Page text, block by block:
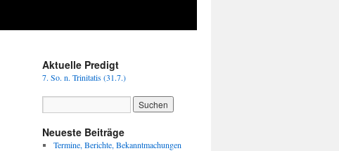
Aktuelle Predigt
7. So. n. Trinitatis (31.7.)
Neueste Beiträge
Termine, Berichte, Bekanntmachungen